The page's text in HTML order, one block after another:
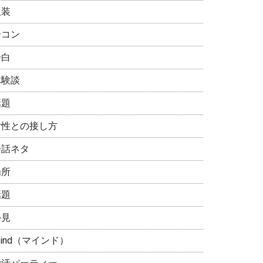
ン
談
との接し方
ネタ
（マインド）